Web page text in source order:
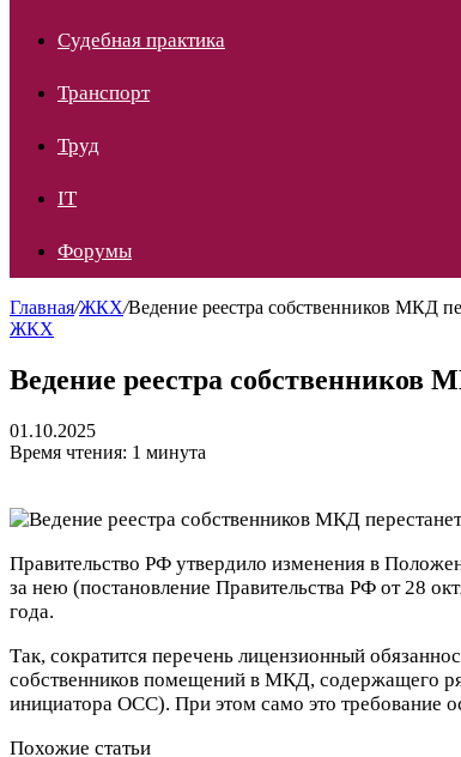
Судебная практика
Транспорт
Труд
IT
Форумы
Главная/ЖКХ/Ведение реестра собственников МКД
ЖКХ
Ведение реестра
01.10.2025
Время чтения: 1 минута
Правительство РФ утвердило изменения в
за нею (постановление Правительства РФ от 28
года.
Так, сократится перечень лицензионный
собственников помещений в МКД, содержащего
инициатора ОСС). При этом само это требование
Похожие статьи